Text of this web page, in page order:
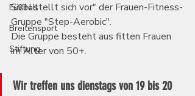
Fußball
Breitensport
Stiftung
SVN stellt sich vor" der Frauen-Fitness-
Gruppe "Step-Aerobic".
Die Gruppe besteht aus fitten Frauen
im Alter von 50+.
Wir treffen uns dienstags von 19 bis 20